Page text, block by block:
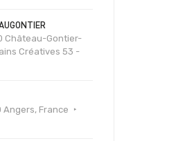
Château-Gontier-
Créatives 53 -
Angers, France